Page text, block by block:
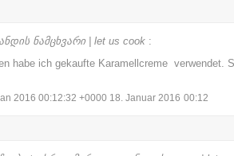
ნამცხვარი | let us cook :
habe ich gekaufte Karamellcreme verwendet.
2016 00:12:32 +0000 18. Januar 2016 00:12